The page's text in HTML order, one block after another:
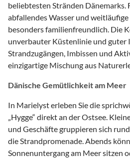
beliebtesten Stränden Dänemarks.
abfallendes Wasser und
besonders familienfreundlich. Die
unverbauter Küstenlinie und
Strandzugängen, Imbissen und
einzigartige Mischung aus
Dänische Gemütlichkeit am Meer
In Marielyst erleben Sie die
„Hygge“ direkt an der Ostsee.
und Geschäfte gruppieren sich
die Strandpromenade. Abends
Sonnenuntergang am Meer sitzen